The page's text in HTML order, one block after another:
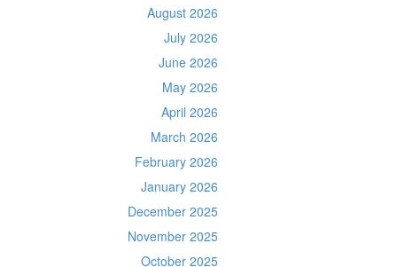
August 2026
July 2026
June 2026
May 2026
April 2026
March 2026
February 2026
January 2026
December 2025
November 2025
October 2025